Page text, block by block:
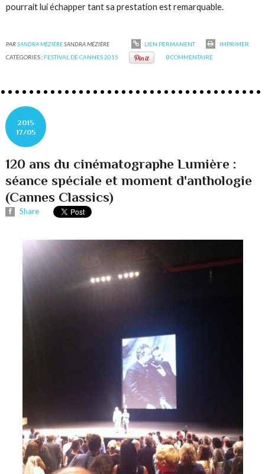
pourrait lui échapper tant sa prestation est remarquable.
PARSANDRA MÉZIÈRESANDRA MÉZIÈRE LIEN PERMANENT
IMPRIMER
CATÉGORIES : FESTIVAL DE CANNES 2015 0COMMENTAIRE
2015
17/05
120 ans du cinématographe Lumière :
séance spéciale et moment d'anthologie
(Cannes Classics)
Share